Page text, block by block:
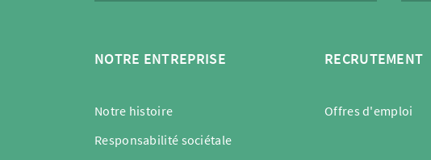
NOTRE ENTREPRISE
Notre histoire
Responsabilité sociétale
RECRUTEMENT
Offres d'emploi